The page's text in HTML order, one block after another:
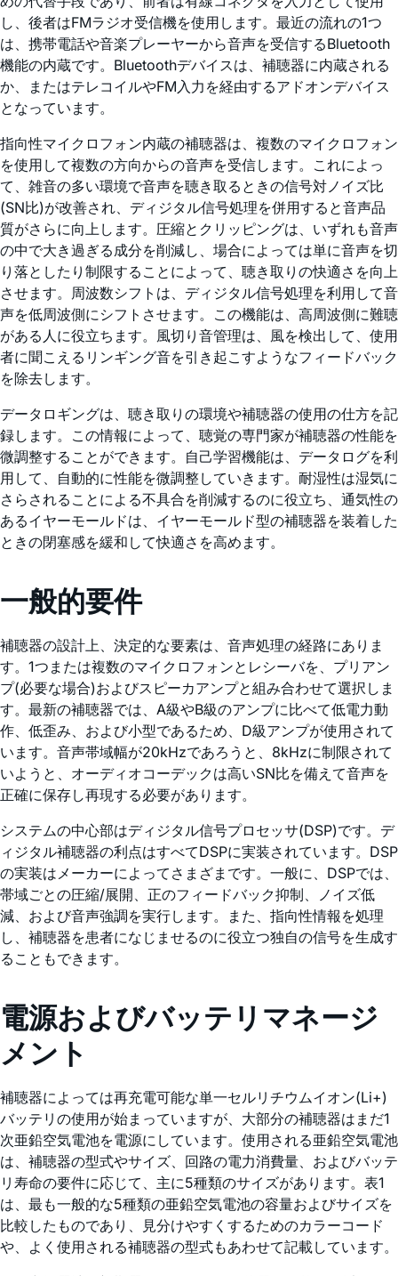
し、後者はFMラジオ受信機を使用します。最近の流れの1つ
は、携帯電話や音楽プレーヤーから音声を受信するBluetooth
機能の内蔵です。Bluetoothデバイスは、補聴器に内蔵される
か、またはテレコイルやFM入力を経由するアドオンデバイス
となっています。
指向性マイクロフォン内蔵の補聴器は、複数のマイクロフォン
を使用して複数の方向からの音声を受信します。これによっ
て、雑音の多い環境で音声を聴き取るときの信号対ノイズ比
(SN比)が改善され、ディジタル信号処理を併用すると音声品
質がさらに向上します。圧縮とクリッピングは、いずれも音声
の中で大き過ぎる成分を削減し、場合によっては単に音声を切
り落としたり制限することによって、聴き取りの快適さを向上
させます。周波数シフトは、ディジタル信号処理を利用して音
声を低周波側にシフトさせます。この機能は、高周波側に難聴
がある人に役立ちます。風切り音管理は、風を検出して、使用
者に聞こえるリンギング音を引き起こすようなフィードバック
を除去します。
データロギングは、聴き取りの環境や補聴器の使用の仕方を記
録します。この情報によって、聴覚の専門家が補聴器の性能を
微調整することができます。自己学習機能は、データログを利
用して、自動的に性能を微調整していきます。耐湿性は湿気に
さらされることによる不具合を削減するのに役立ち、通気性の
あるイヤーモールドは、イヤーモールド型の補聴器を装着した
ときの閉塞感を緩和して快適さを高めます。
一般的要件
補聴器の設計上、決定的な要素は、音声処理の経路にありま
す。1つまたは複数のマイクロフォンとレシーバを、プリアン
プ(必要な場合)およびスピーカアンプと組み合わせて選択しま
す。最新の補聴器では、A級やB級のアンプに比べて低電力動
作、低歪み、および小型であるため、D級アンプが使用されて
います。音声帯域幅が20kHzであろうと、8kHzに制限されて
いようと、オーディオコーデックは高いSN比を備えて音声を
正確に保存し再現する必要があります。
システムの中心部はディジタル信号プロセッサ(DSP)です。デ
ィジタル補聴器の利点はすべてDSPに実装されています。DSP
の実装はメーカーによってさまざまです。一般に、DSPでは、
帯域ごとの圧縮/展開、正のフィードバック抑制、ノイズ低
減、および音声強調を実行します。また、指向性情報を処理
し、補聴器を患者になじませるのに役立つ独自の信号を生成す
ることもできます。
電源およびバッテリマネージ
メント
補聴器によっては再充電可能な単一セルリチウムイオン(Li+)
バッテリの使用が始まっていますが、大部分の補聴器はまだ1
次亜鉛空気電池を電源にしています。使用される亜鉛空気電池
は、補聴器の型式やサイズ、回路の電力消費量、およびバッテ
リ寿命の要件に応じて、主に5種類のサイズがあります。表1
は、最も一般的な5種類の亜鉛空気電池の容量およびサイズを
比較したものであり、見分けやすくするためのカラーコード
や、よく使用される補聴器の型式もあわせて記載しています。